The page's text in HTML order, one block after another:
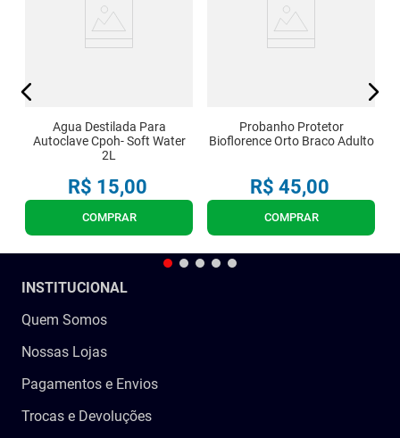
Agua Destilada Para
Autoclave Cpoh- Soft Water
2L
R$ 15,00
COMPRAR
Probanho Protetor
Bioflorence Orto Braco Adulto
R$ 45,00
COMPRAR
INSTITUCIONAL
Quem Somos
Nossas Lojas
Pagamentos e Envios
Trocas e Devoluções